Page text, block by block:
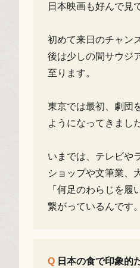
日本映画も好んで見
初めて来日のチャン
後は少しの間サウジ
至ります。
東京では最初、劇団
ようになってきまし
いまでは、テレビや
ショップや文筆業、
「何足のわらじを履
繋がっているんです。
日本の食で印象的